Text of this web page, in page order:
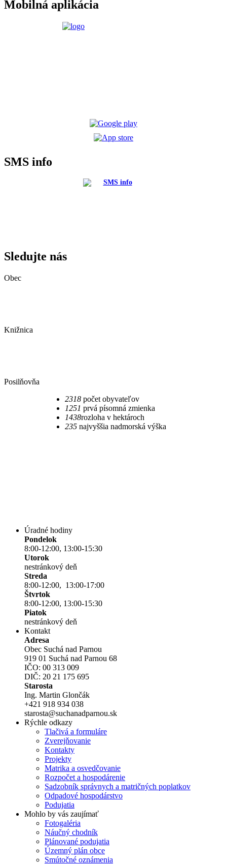
Mobilná aplikácia
SMS info
Sledujte nás
Obec
Knižnica
Posilňovňa
2318 počet obyvateľov
1251 prvá písomná zmienka
1438rozloha v hektároch
235​ najvyššia nadmorská výška
Úradné hodiny
Pondelok
8:00-12:00, 13:00-15:30
Utorok
nestránkový deň
Streda
8:00-12:00, 13:00-17:00
Štvrtok
8:00-12:00, 13:00-15:30
Piatok
nestránkový deň
Kontakt
Adresa
Obec Suchá nad Parnou
919 01 Suchá nad Parnou 68
IČO: 00 313 009
DIČ: 20 21 175 695
Starosta
Ing. Martin Glončák
+421 918 934 038
starosta@suchanadparnou.sk
Rýchle odkazy
Tlačivá a formuláre
Zverejňovanie
Kontakty
Projekty
Matrika a osvedčovanie
Rozpočet a hospodárenie
Sadzobník správnych a matričných poplatkov
Odpadové hospodárstvo
Podujatia
Mohlo by vás zaujímať
Fotogaléria
Náučný chodník
Plánované podujatia
Územný plán obce
Smútočné oznámenia